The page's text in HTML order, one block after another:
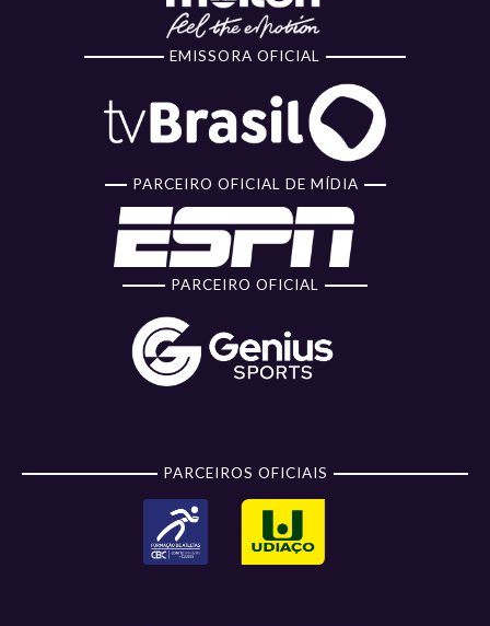
EMISSORA OFICIAL
PARCEIRO OFICIAL DE MÍDIA
PARCEIRO OFICIAL
PARCEIROS OFICIAIS